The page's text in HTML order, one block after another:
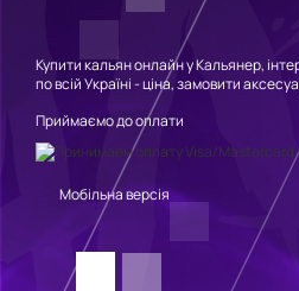
Купити кальян онлайн у Кальянер,
по всій Україні - ціна, замовити
Приймаємо до оплати
Мобільна версія